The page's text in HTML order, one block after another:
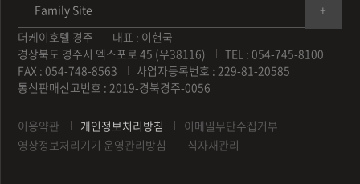
Family Site
더케이호텔 경주
대표 : 이헌국
경상북도 경주시 엑스포로 45 (우38116)
TEL : 054-745-8100
FAX : 054-748-8563
사업자등록번호 : 229-81-20585
통신판매신고번호 : 2019-경북경주-0056
이용약관 개인정보처리방침
이메일무단수집거부
영상정보처리기기 운영관리방침
식자재관리